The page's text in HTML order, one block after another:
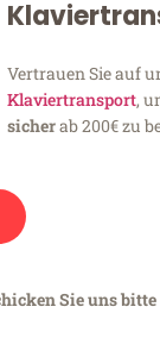
Vertrauen Sie auf
Klaviertransport,
sicherab 200€ zu
Sie uns